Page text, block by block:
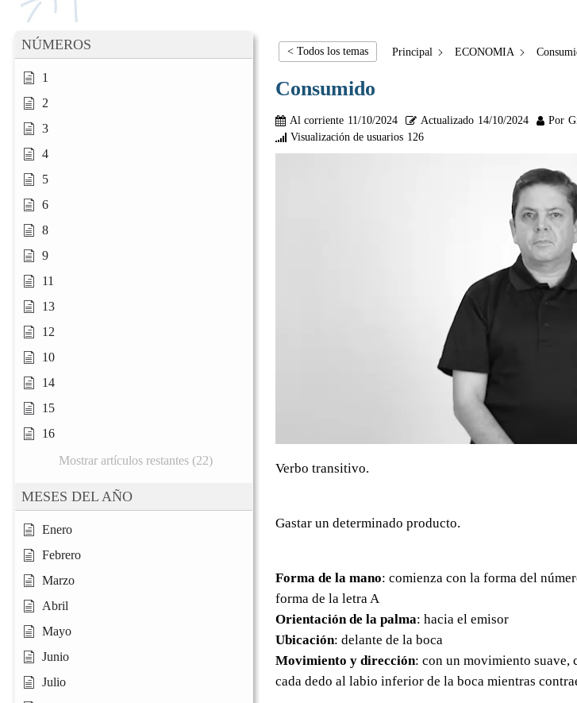
NÚMEROS
1
2
3
4
5
6
8
9
11
13
12
10
14
15
16
Mostrar artículos restantes (22)
MESES DEL AÑO
Enero
Febrero
Marzo
Abril
Mayo
Junio
Julio
< Todos los temas Principal ECONOMIA
Consumido
Al corriente 11/10/2024 Actualizado 14/10/2024 Por
Visualización de usuarios 126
Verbo transitivo.
Gastar un determinado producto.
Forma de la mano: comienza con la forma del
forma de la letra A
Orientación de la palma: hacia el emisor
Ubicación: delante de la boca
Movimiento y dirección: con un movimiento suave,
cada dedo al labio inferior de la boca mientras